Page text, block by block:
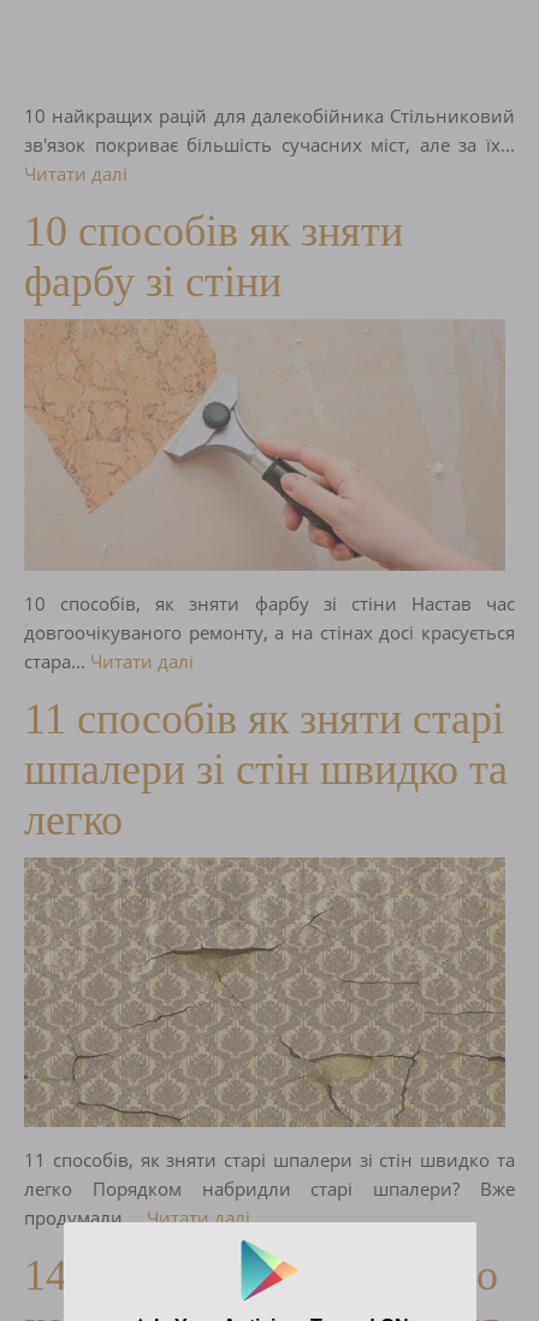
10 найкращих рацій для далекобійника Стільниковий
зв'язок покриває більшість сучасних міст, але за їх...
Читати далі
10 способів як зняти
фарбу зі стіни
10 способів, як зняти фарбу зі стіни Настав час
довгоочікуваного ремонту, а на стінах досі красується
стара... Читати далі
11 способів як зняти старі
шпалери зі стін швидко та
легко
11 способів, як зняти старі шпалери зі стін швидко та
легко Порядком набридли старі шпалери? Вже
продумали,...Читати далі
14 Причин чому постійно